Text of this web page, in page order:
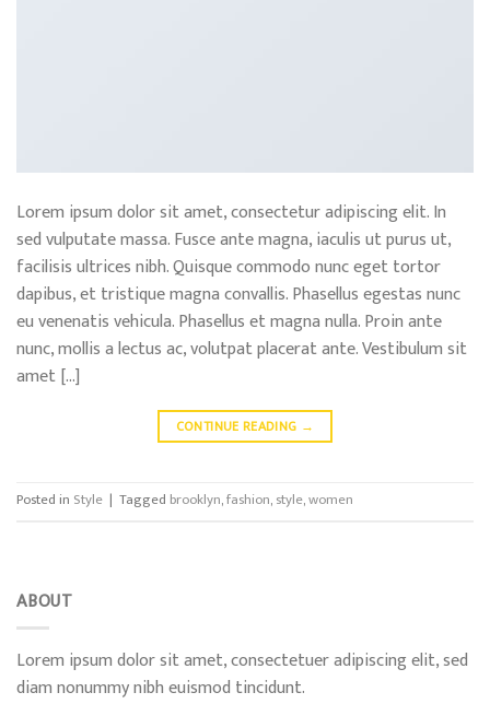
Lorem ipsum dolor sit amet, consectetur adipiscing elit. In
sed vulputate massa. Fusce ante magna, iaculis ut purus ut,
facilisis ultrices nibh. Quisque commodo nunc eget tortor
dapibus, et tristique magna convallis. Phasellus egestas nunc
eu venenatis vehicula. Phasellus et magna nulla. Proin ante
nunc, mollis a lectus ac, volutpat placerat ante. Vestibulum sit
amet […]
CONTINUE READING →
Posted in Style | Tagged brooklyn,fashion,style,women
ABOUT
Lorem ipsum dolor sit amet, consectetuer adipiscing elit, sed
diam nonummy nibh euismod tincidunt.